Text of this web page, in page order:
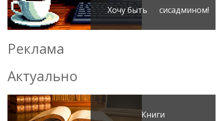
Хочу быть сисадмином!
Реклама
Актуально
Книги